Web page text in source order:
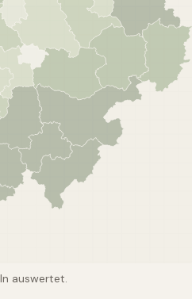
auswertet.